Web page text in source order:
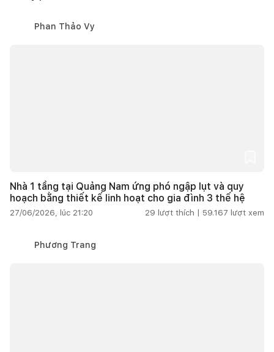
Phan Thảo Vy
Nhà 1 tầng tại Quảng Nam ứng phó ngập lụt và quy
hoạch bằng thiết kế linh hoạt cho gia đình 3 thế hệ
27/06/2026, lúc 21:20 29 lượt thích | 59.167 lượt xem
Phương Trang